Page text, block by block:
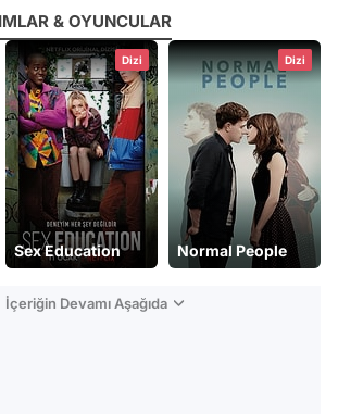
& OYUNCULAR
Dizi
Sex Education
Dizi
Normal People
İçeriğin Devamı Aşağıda